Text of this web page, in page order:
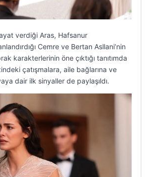
verdiği Aras, Hafsanur
Cemre ve Bertan Asllani’nin
karakterlerinin öne çıktığı tanıtımda
çatışmalara, aile bağlarına ve
dair ilk sinyaller de paylaşıldı.